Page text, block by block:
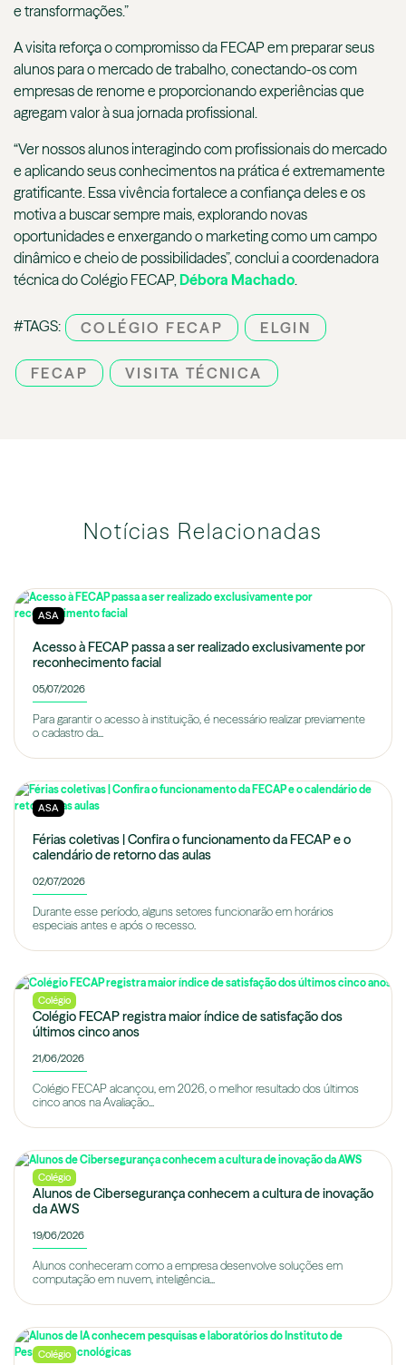
e transformações.”
A visita reforça o compromisso da FECAP em preparar seus
alunos para o mercado de trabalho, conectando-os com
empresas de renome e proporcionando experiências que
agregam valor à sua jornada profissional.
“Ver nossos alunos interagindo com profissionais do mercado
e aplicando seus conhecimentos na prática é extremamente
gratificante. Essa vivência fortalece a confiança deles e os
motiva a buscar sempre mais, explorando novas
oportunidades e enxergando o marketing como um campo
dinâmico e cheio de possibilidades”, conclui a coordenadora
técnica do Colégio FECAP,Débora Machado.
#TAGS: COLÉGIO FECAP ELGIN
FECAP VISITA TÉCNICA
Notícias Relacionadas
ASA
Acesso à FECAP passa a ser realizado exclusivamente por
reconhecimento facial
05/07/2026
Para garantir o acesso à instituição, é necessário realizar previamente
o cadastro da...
ASA
Férias coletivas | Confira o funcionamento da FECAP e o
calendário de retorno das aulas
02/07/2026
Durante esse período, alguns setores funcionarão em horários
especiais antes e após o recesso.
Colégio
Colégio FECAP registra maior índice de satisfação dos
últimos cinco anos
21/06/2026
Colégio FECAP alcançou, em 2026, o melhor resultado dos últimos
cinco anos na Avaliação...
Colégio
Alunos de Cibersegurança conhecem a cultura de inovação
da AWS
19/06/2026
Alunos conheceram como a empresa desenvolve soluções em
computação em nuvem, inteligência...
Colégio